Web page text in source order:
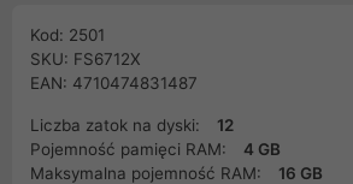
Kod: 2501
SKU: FS6712X
EAN: 4710474831487
Liczba zatok na dyski:
12
Pojemność pamięci RAM:
4 GB
Maksymalna pojemność RAM:
16 GB